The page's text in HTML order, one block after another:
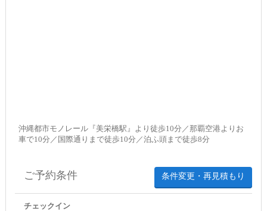
沖縄都市モノレール『美栄橋駅』より徒歩10分／那覇空港よりお
車で10分／国際通りまで徒歩10分／泊ふ頭まで徒歩8分
条件変更・再見積もり
ご予約条件
チェックイン